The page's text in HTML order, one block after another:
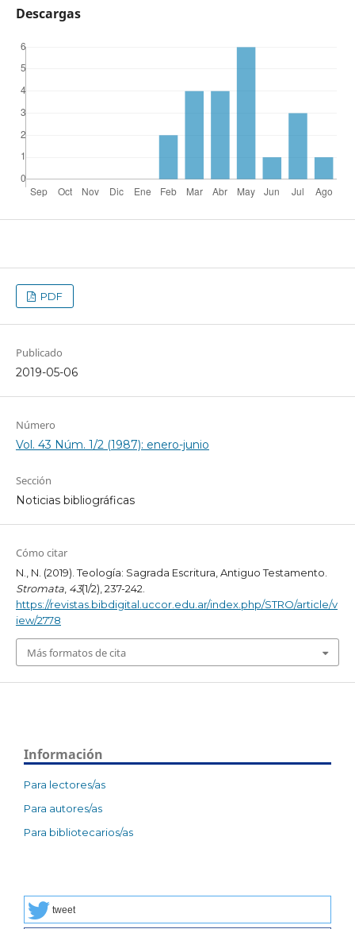
Descargas
PDF
Publicado
2019-05-06
Número
Vol. 43 Núm. 1/2 (1987): enero-junio
Sección
Noticias bibliográficas
Cómo citar
N., N. (2019). Teología: Sagrada Escritura, Antiguo Testamento.
Stromata, 43(1/2), 237-242.
https://revistas.bibdigital.uccor.edu.ar/index.php/STRO/article/v
iew/2778
Más formatos de cita
Información
Para lectores/as
Para autores/as
Para bibliotecarios/as
tweet